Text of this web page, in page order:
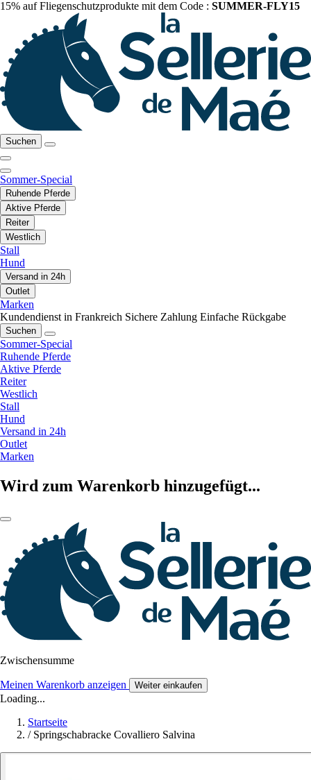
15% auf Fliegenschutzprodukte mit dem Code : SUMMER-FLY15
Suchen
Sommer-Special
Ruhende Pferde
Aktive Pferde
Reiter
Westlich
Stall
Hund
Versand in 24h
Outlet
Marken
Kundendienst in Frankreich Sichere Zahlung Einfache Rückgabe
Suchen
Sommer-Special
Ruhende Pferde
Aktive Pferde
Reiter
Westlich
Stall
Hund
Versand in 24h
Outlet
Marken
Wird zum Warenkorb hinzugefügt...
Zwischensumme
Meinen Warenkorb anzeigen Weiter einkaufen
Loading...
Startseite
/ Springschabracke Covalliero Salvina